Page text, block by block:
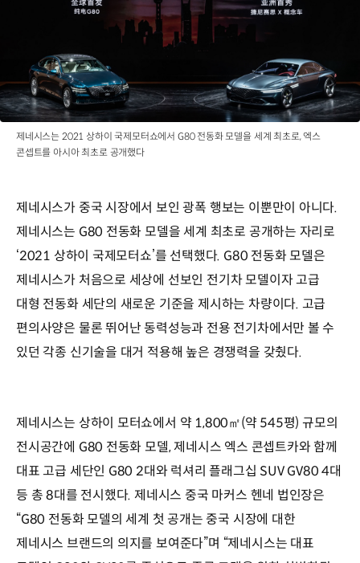
제네시스는 2021 상하이 국제모터쇼에서 G80 전동화 모델을 세계 최초로, 엑스
콘셉트를 아시아 최초로 공개했다
제네시스가 중국 시장에서 보인 광폭 행보는 이뿐만이 아니다.
제네시스는 G80 전동화 모델을 세계 최초로 공개하는 자리로
‘2021 상하이 국제모터쇼’를 선택했다. G80 전동화 모델은
제네시스가 처음으로 세상에 선보인 전기차 모델이자 고급
대형 전동화 세단의 새로운 기준을 제시하는 차량이다. 고급
편의사양은 물론 뛰어난 동력성능과 전용 전기차에서만 볼 수
있던 각종 신기술을 대거 적용해 높은 경쟁력을 갖췄다.
제네시스는 상하이 모터쇼에서 약 1,800㎡(약 545평) 규모의
전시공간에 G80 전동화 모델, 제네시스 엑스 콘셉트카와 함께
대표 고급 세단인 G80 2대와 럭셔리 플래그십 SUV GV80 4대
등 총 8대를 전시했다. 제네시스 중국 마커스 헨네 법인장은
“G80 전동화 모델의 세계 첫 공개는 중국 시장에 대한
제네시스 브랜드의 의지를 보여준다”며 “제네시스는 대표